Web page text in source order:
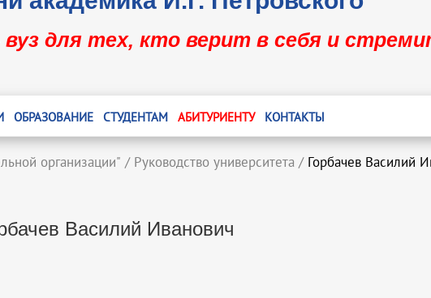
для тех, кто верит в себя и
ОБРАЗОВАНИЕ СТУДЕНТАМ АБИТУРИЕНТУ КОНТАКТЫ
организации" / Руководство университета / Горбачев Василий
Василий Иванович